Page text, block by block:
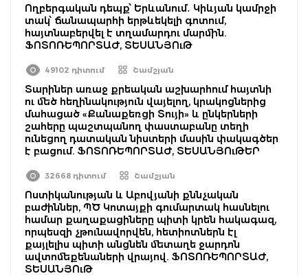
Ողբերգական դեպք՝ Երևանում․ Կիևյան կամրջի
տակ՝ ճանապարհի երթևեկելի գոտում,
հայտնաբերվել է տղամարդու մարմին.
ՖՈՏՈՌԵՊՈՐՏԱԺ, ՏԵՍԱՆՅՈւԹ
49102 դիտում Շամշյան
Տարիներ առաջ քրեական աշխարհում հայտնի
ու մեծ հեղինակություն վայելող, կրակոցներից
մահացած «Քանաքեռցի Տույի» և ընկերների
շահերը պաշտպանող փաստաբանը տեղի
ունեցող դատական նիստերի մասին փակագծեր
է բացում. ՖՈՏՈՌԵՊՈՐՏԱԺ, ՏԵՍԱՆՅՈւԹԵՐ
32668 դիտում Շամշյան
Ոստիկանության և Աբովյանի քննչական
բաժիններ, ՊԾ Կոտայքի գումարտակ հասնելու
համար քաղաքացիները պիտի կրեն հակագազ,
որպեսզի չթունավորվեն, հետիոտներն էլ
քայլելիս պիտի անցնեն մետաղե ջարդոն
ավտոմեքենաների վրայով. ՖՈՏՈՌԵՊՈՐՏԱԺ,
ՏԵՍԱՆՅՈւԹ